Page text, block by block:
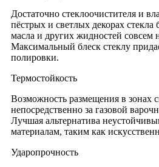
Достаточно стеклоочистителя и
пёстрых и светлых декорах
масла и других жидностей совсем
Максимальный блеск стеклу
полировки.
Термостойкость
Возможность размещения в зонах
непосредственно за газовой
Лучшая альтернатива
материалам, таким как
Ударопрочность